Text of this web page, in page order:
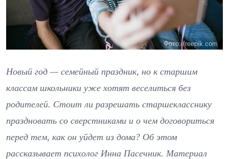
Фото: freepik.com
Новый год — семейный праздник, но к старшим
классам школьники уже хотят веселиться без
родителей. Стоит ли разрешать старшекласснику
праздновать со сверстниками и о чем договориться
перед тем, как он уйдет из дома? Об этом
рассказывает психолог Инна Пасечник. Материал